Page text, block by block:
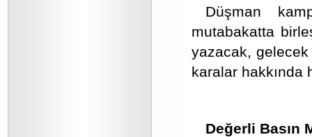
Düşman
mutabakatta
yazacak,
karalar hakkında
Değerli Basın